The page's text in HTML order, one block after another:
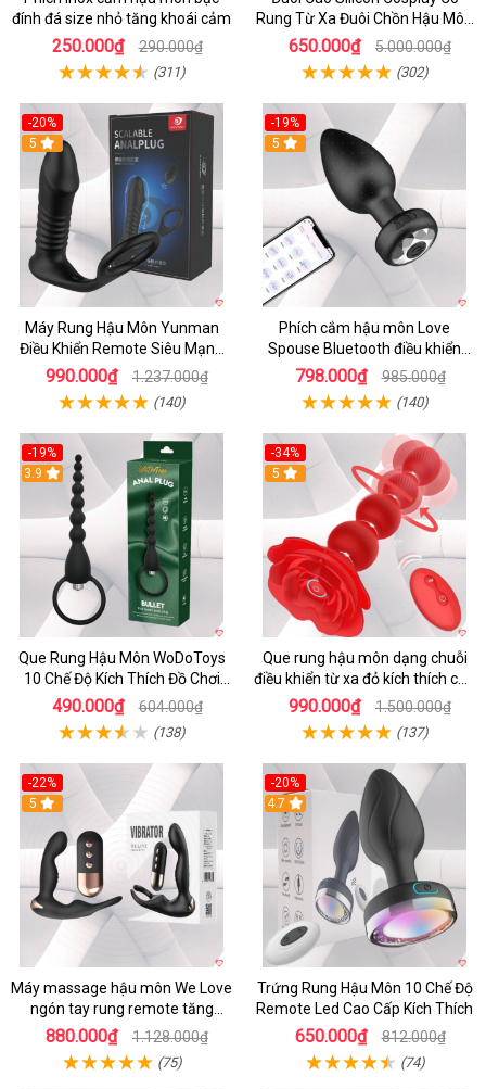
đính đá size nhỏ tăng khoái cảm
250.000₫ 290.000₫
(311)
Rung Từ Xa Đuôi Chồn Hậu Môn
Sexy
650.000₫ 5.000.000₫
(302)
-20%
5
Máy Rung Hậu Môn Yunman
Điều Khiển Remote Siêu Mạnh
Kích Thích
990.000₫ 1.237.000₫
(140)
-19%
5
Phích cắm hậu môn Love
Spouse Bluetooth điều khiển
app an toàn tiện lợi
798.000₫ 985.000₫
(140)
-19%
3.9
Que Rung Hậu Môn WoDoToys
10 Chế Độ Kích Thích Đồ Chơi
Gay
490.000₫ 604.000₫
(138)
-34%
5
Que rung hậu môn dạng chuỗi
điều khiển từ xa đỏ kích thích cực
mạnh
990.000₫ 1.500.000₫
(137)
-22%
5
Máy massage hậu môn We Love
ngón tay rung remote tăng
khoái cảm
880.000₫ 1.128.000₫
(75)
-20%
4.7
Trứng Rung Hậu Môn 10 Chế Độ
Remote Led Cao Cấp Kích Thích
650.000₫ 812.000₫
(74)